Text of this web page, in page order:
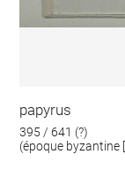
papyrus
395 / 641 (?)
(époque byzantine